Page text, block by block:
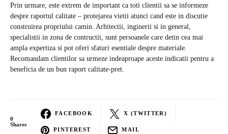
Prin urmare, este extrem de important ca toti clientii sa se informeze
despre raportul calitate – protejarea vietii atunci cand este in discutie
construirea propriului camin. Arhitectii, inginerii si in general,
specialistii in zona de contructii, sunt persoanele care detin cea mai
ampla expertiza si pot oferi sfaturi esentiale despre materiale.
Recomandam clientilor sa urmeze indeaproape aceste indicatii pentru a
beneficia de un bun raport calitate-pret.
0
Shares
FACEBOOK X (TWITTER)
PINTEREST MAIL